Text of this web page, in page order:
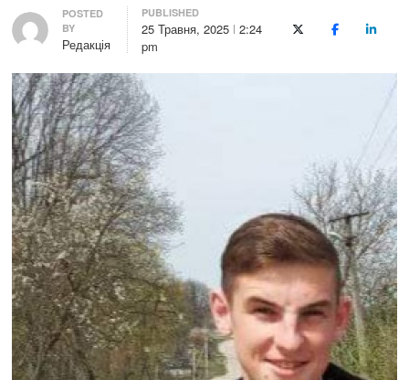
Author
POSTED
BY
Редакція
PUBLISHED
25 Травня, 2025
2:24
pm
X (Twitter)Facebook